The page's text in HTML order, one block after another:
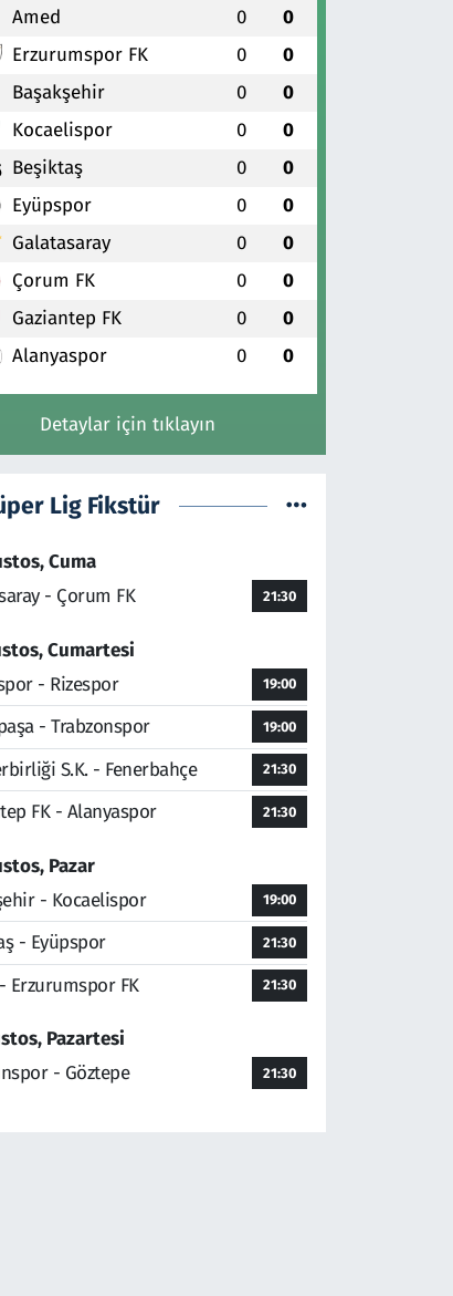
Amed 0 0
Erzurumspor FK 0 0
Başakşehir 0 0
Kocaelispor 0 0
Beşiktaş 0 0
Eyüpspor 0 0
Galatasaray 0 0
Çorum FK 0 0
Gaziantep FK 0 0
Alanyaspor 0 0
Detaylar için tıklayın
Lig Fikstür
Cuma
- Çorum FK
21:30
Cumartesi
- Rizespor
19:00
- Trabzonspor 19:00
S.K. - Fenerbahçe 21:30
FK - Alanyaspor 21:30
Pazar
- Kocaelispor
19:00
- Eyüpspor 21:30
Erzurumspor FK 21:30
Pazartesi
- Göztepe
21:30